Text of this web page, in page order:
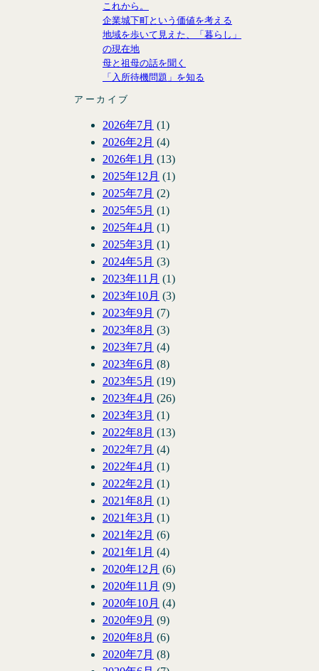
これから。
企業城下町という価値を考える
地域を歩いて見えた、「暮らし」
の現在地
母と祖母の話を聞く
「入所待機問題」を知る
アーカイブ
2026年7月 (1)
2026年2月 (4)
2026年1月 (13)
2025年12月 (1)
2025年7月 (2)
2025年5月 (1)
2025年4月 (1)
2025年3月 (1)
2024年5月 (3)
2023年11月 (1)
2023年10月 (3)
2023年9月 (7)
2023年8月 (3)
2023年7月 (4)
2023年6月 (8)
2023年5月 (19)
2023年4月 (26)
2023年3月 (1)
2022年8月 (13)
2022年7月 (4)
2022年4月 (1)
2022年2月 (1)
2021年8月 (1)
2021年3月 (1)
2021年2月 (6)
2021年1月 (4)
2020年12月 (6)
2020年11月 (9)
2020年10月 (4)
2020年9月 (9)
2020年8月 (6)
2020年7月 (8)